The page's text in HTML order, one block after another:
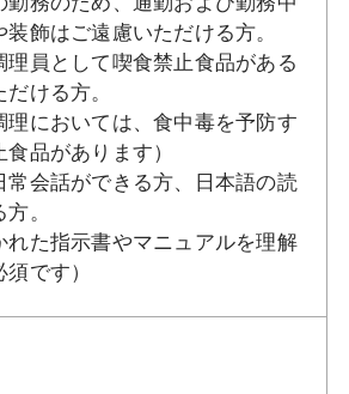
飾はご遠慮いただける方。
理員として喫食禁止食品がある
ける方。
理においては、食中毒を予防す
品があります）
常会話ができる方、日本語の読
。
れた指示書やマニュアルを理解
です）